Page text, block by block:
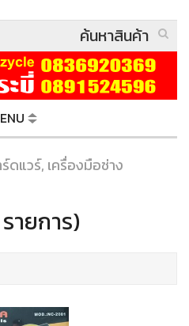
ดแวร์, เครื่องมือช่าง
ายการ)